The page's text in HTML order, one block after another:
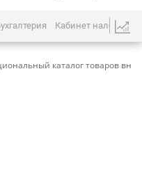
Кабинет
каталог товаров